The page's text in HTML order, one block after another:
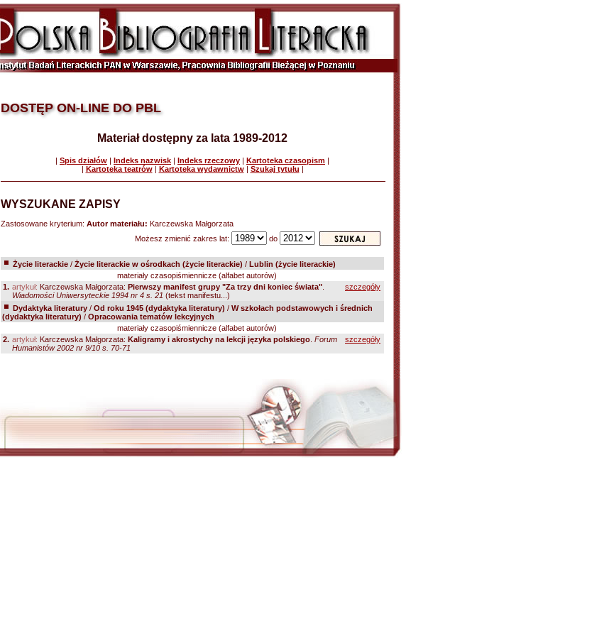
DOSTĘP ON-LINE DO PBL
Materiał dostępny za lata 1989-2012
| Spis działów | Indeks nazwisk | Indeks rzeczowy | Kartoteka czasopism |
| Kartoteka teatrów| Kartoteka wydawnictw| Szukaj tytułu |
WYSZUKANE ZAPISY
Zastosowane kryterium: Autor materiału: Karczewska Małgorzata
Możesz zmienić zakres lat:
do
Życie literackie / Życie literackie w ośrodkach (życie literackie) / Lublin (życie literackie)
materiały czasopiśmiennicze (alfabet autorów)
1. artykuł: Karczewska Małgorzata: Pierwszy manifest grupy "Za trzy dni koniec świata"
Wiadomości Uniwersyteckie 1994 nr 4 s. 21 (tekst manifestu...)
szczegóły
Dydaktyka literatury / Od roku 1945 (dydaktyka literatury) / W szkołach podstawowych i średnich
(dydaktyka literatury) / Opracowania tematów lekcyjnych
materiały czasopiśmiennicze (alfabet autorów)
2. artykuł: Karczewska Małgorzata: Kaligramy i akrostychy na lekcji języka polskiego Forum
Humanistów 2002 nr 9/10 s. 70-71
szczegóły